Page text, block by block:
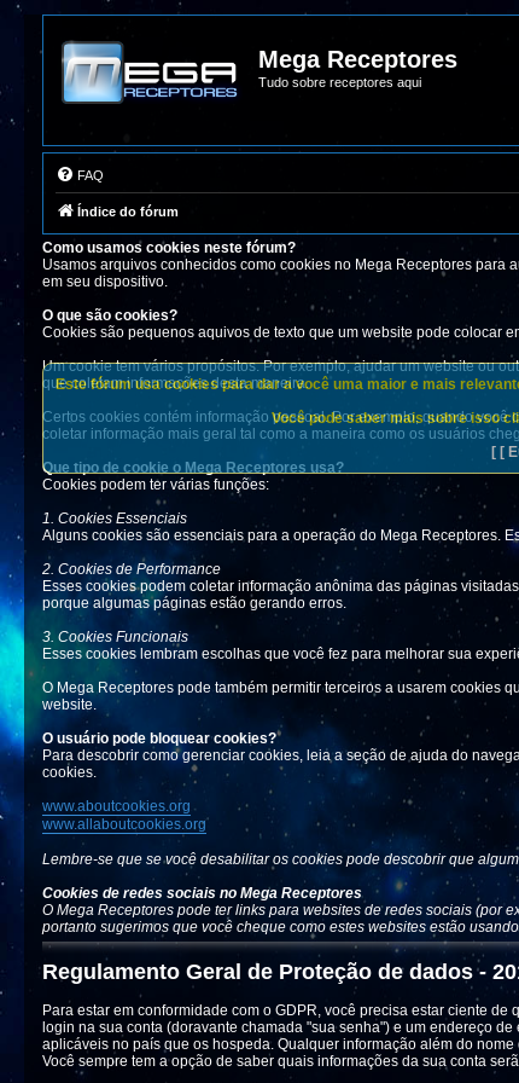
Mega Receptores
Tudo sobre receptores aqui
FAQ
Índice do fórum
Como usamos cookies neste fórum?
Usamos arquivos conhecidos como cookies no Mega Receptores para
em seu dispositivo.
O que são cookies?
Cookies são pequenos aquivos de texto que um website pode colocar
Um cookie tem vários propósitos. Por exemplo, ajudar um website ou
que coletam informações desta maneira.
Certos cookies contém informação pessoal. Por exemplo, quando
coletar informação mais geral tal como a maneira como os usuários
Que tipo de cookie o Mega Receptores usa?
Cookies podem ter várias funções:
1. Cookies Essenciais
Alguns cookies são essenciais para a operação do Mega Receptores.
2. Cookies de Performance
Esses cookies podem coletar informação anônima das páginas
porque algumas páginas estão gerando erros.
3. Cookies Funcionais
Esses cookies lembram escolhas que você fez para melhorar sua
O Mega Receptores pode também permitir terceiros a usarem cookies
website.
O usuário pode bloquear cookies?
Para descobrir como gerenciar cookies, leia a seção de ajuda do
cookies.
www.aboutcookies.org
www.allaboutcookies.org
Lembre-se que se você desabilitar os cookies pode descobrir que
Cookies de redes sociais no Mega Receptores
O Mega Receptores pode ter links para websites de redes sociais (por
portanto sugerimos que você cheque como estes websites estão
Regulamento Geral de Proteção de dados -
Para estar em conformidade com o GDPR, você precisa estar ciente
login na sua conta (doravante chamada "sua senha") e um endereço
aplicáveis ​​no país que os hospeda. Qualquer informação além do
Você sempre tem a opção de saber quais informações da sua conta
Este fórum usa cookies para dar a você uma maior e mais
Você pode saber mais sobre isso
[ [